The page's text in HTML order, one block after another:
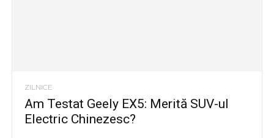
ZILNICE
Am Testat Geely EX5: Merită SUV-ul
Electric Chinezesc?